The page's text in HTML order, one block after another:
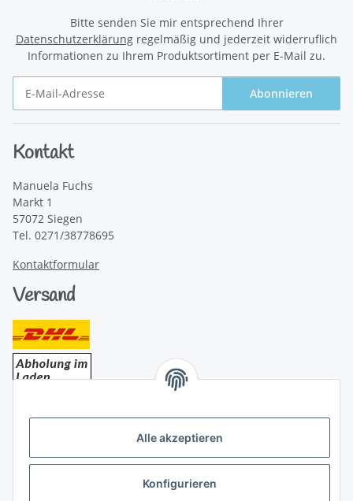
Alle akzeptieren
Konfigurieren
Bitte senden Sie mir entsprechend Ihrer
Datenschutzerklärung regelmäßig und jederzeit widerruflich
Informationen zu Ihrem Produktsortiment per E-Mail zu.
Abonnieren
Kontakt
Manuela Fuchs
Markt 1
57072 Siegen
Tel. 0271/38778695
Kontaktformular
Versand